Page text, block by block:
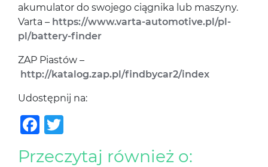
akumulator do swojego ciągnika lub maszyny.
Varta – https://www.varta-automotive.pl/pl-
pl/battery-finder
ZAP Piastów –
http://katalog.zap.pl/findbycar2/index
Udostępnij na:
Facebook
Przeczytaj również o: